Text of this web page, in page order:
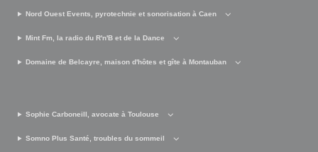
Nord Ouest Events, pyrotechnie et sonorisation à Caen
Mint Fm, la radio du R'n'B et de la Dance
Domaine de Belcayre, maison d'hôtes et gîte à Montauban
Sophie Carboneill, avocate à Toulouse
Somno Plus Santé, troubles du sommeil